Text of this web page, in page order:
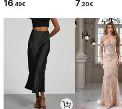
16,49€ 7,20€